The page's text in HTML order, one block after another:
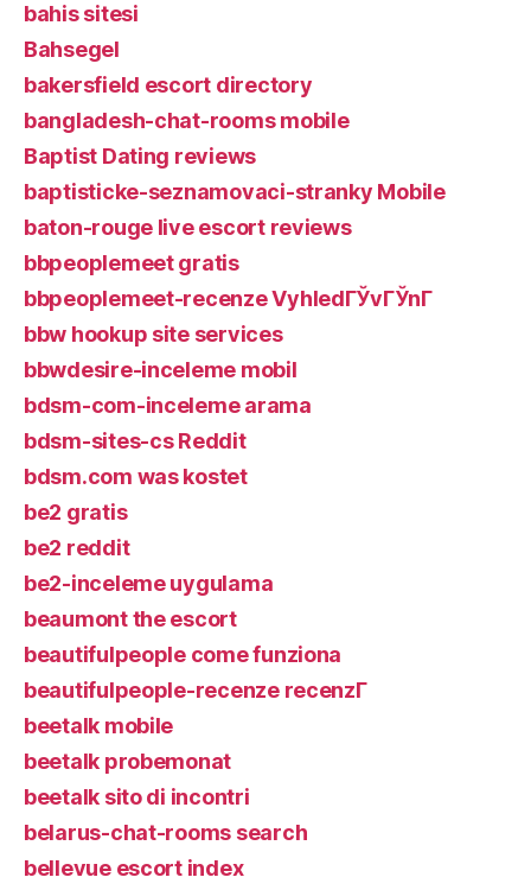
bahis sitesi
Bahsegel
bakersfield escort directory
bangladesh-chat-rooms mobile
Baptist Dating reviews
baptisticke-seznamovaci-stranky Mobile
baton-rouge live escort reviews
bbpeoplemeet gratis
bbpeoplemeet-recenze VyhledГЎvГЎnГ­
bbw hookup site services
bbwdesire-inceleme mobil
bdsm-com-inceleme arama
bdsm-sites-cs Reddit
bdsm.com was kostet
be2 gratis
be2 reddit
be2-inceleme uygulama
beaumont the escort
beautifulpeople come funziona
beautifulpeople-recenze recenzГ­
beetalk mobile
beetalk probemonat
beetalk sito di incontri
belarus-chat-rooms search
bellevue escort index